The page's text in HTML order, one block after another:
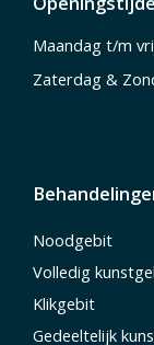
Maandag t/m
Zaterdag &
Noodgebit
Volledig
Klikgebit
Gedeeltelijk